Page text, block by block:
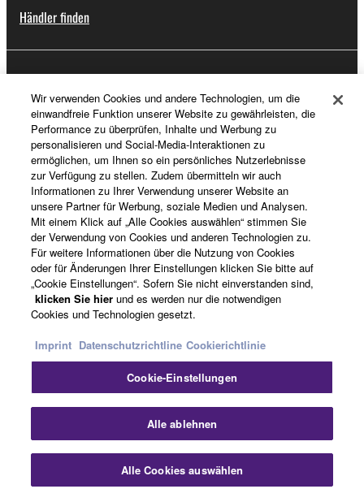
Händler finden
Registrierung von „Yamaha Music ID“
Über Yamaha
Deutschland - German
Business
NutzungsbedingungenDatenschutzerklärung
Wir verwenden Cookies und andere Technologien, um die
einwandfreie Funktion unserer Website zu gewährleisten, die
Performance zu überprüfen, Inhalte und Werbung zu
personalisieren und Social-Media-Interaktionen zu
ermöglichen, um Ihnen so ein persönliches Nutzerlebnisse
zur Verfügung zu stellen. Zudem übermitteln wir auch
Informationen zu Ihrer Verwendung unserer Website an
unsere Partner für Werbung, soziale Medien und Analysen.
Mit einem Klick auf „Alle Cookies auswählen“ stimmen Sie
der Verwendung von Cookies und anderen Technologien zu.
Für weitere Informationen über die Nutzung von Cookies
oder für Änderungen Ihrer Einstellungen klicken Sie bitte auf
„Cookie Einstellungen“. Sofern Sie nicht einverstanden sind,
klicken Sie hier und es werden nur die notwendigen
Cookies und Technologien gesetzt.
Imprint Datenschutzrichtline Cookierichtlinie
Cookie-Einstellungen
Alle ablehnen
Alle Cookies auswählen